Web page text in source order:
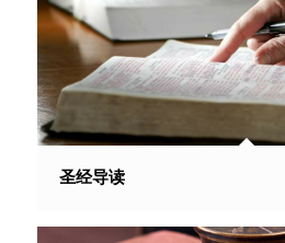
圣经导读